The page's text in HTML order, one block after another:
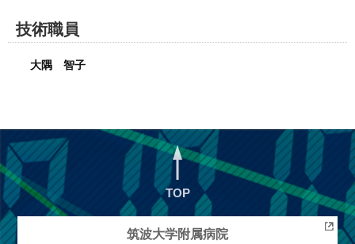
技術職員
大隅 智子
TOP
筑波大学附属病院